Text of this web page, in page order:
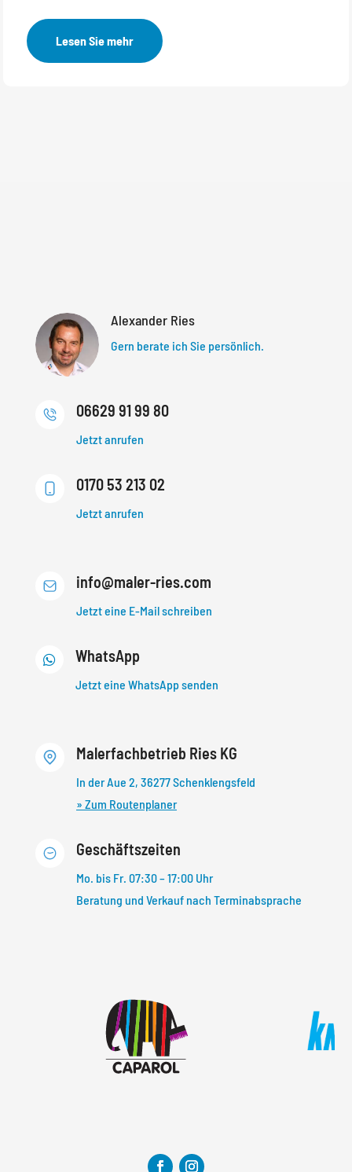
Lesen Sie mehr
Alexander Ries
Gern berate ich Sie persönlich.
06629 91 99 80
Jetzt anrufen
0170 53 213 02
Jetzt anrufen
info@maler-ries.com
Jetzt eine E-Mail schreiben
 WhatsApp
Jetzt eine WhatsApp senden
Malerfachbetrieb Ries KG
In der Aue 2, 36277 Schenklengsfeld
» Zum Routenplaner
Geschäftszeiten
Mo. bis Fr. 07:30 – 17:00 Uhr
Beratung und Verkauf nach Terminabsprache